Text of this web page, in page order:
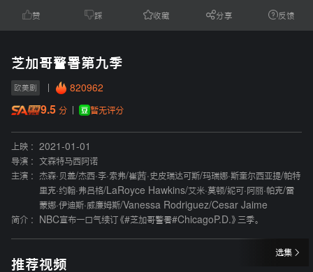
赞 踩 收藏 分享 反馈
芝加哥警署第九季
欧美剧 820962
9.5 分 暂无评分
上映 :
2021-01-01
导演 :
文森特马西阿诺
主演 :
杰森·贝盖/杰西·李·索弗/崔茜·史皮瑞达可斯/玛瑞娜·斯奎尔西亚提/帕特
里克·约翰·弗吕格/ LaRoyce Hawkins/艾米·莫顿/妮可·阿丽·帕克/雷
蒙娜·伊迪斯·威廉姆斯/Vanessa Rodriguez/Cesar Jaime
简介 :
NBC宣布一口气续订《#芝加哥警署#ChicagoP.D.》三季。
选集
推荐视频